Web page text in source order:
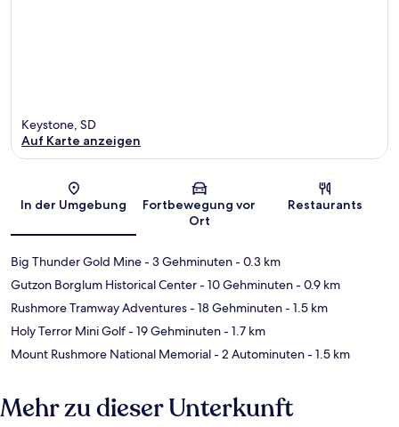
Karte
Keystone, SD
Auf Karte anzeigen
In der Umgebung
Fortbewegung vor
Ort
Restaurants
Big Thunder Gold Mine- 3 Gehminuten- 0.3 km
Gutzon Borglum Historical Center- 10 Gehminuten- 0.9 km
Rushmore Tramway Adventures- 18 Gehminuten- 1.5 km
Holy Terror Mini Golf- 19 Gehminuten- 1.7 km
Mount Rushmore National Memorial- 2 Autominuten- 1.5 km
Mehr zu dieser Unterkunft